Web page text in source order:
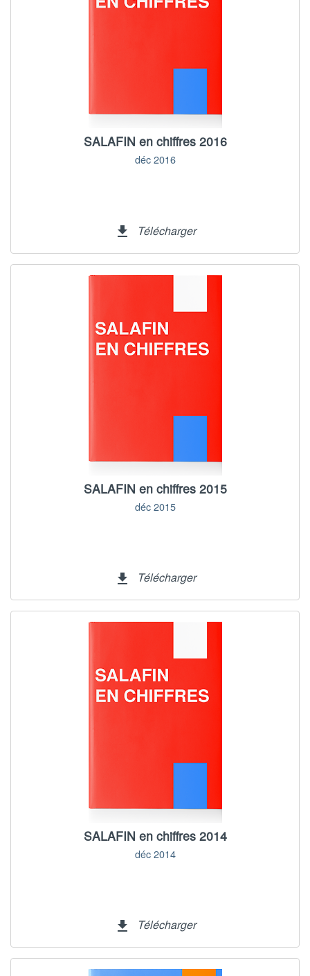
SALAFIN en chiffres 2016
déc 2016
file_download Télécharger
SALAFIN en chiffres 2015
déc 2015
file_download Télécharger
SALAFIN en chiffres 2014
déc 2014
file_download Télécharger